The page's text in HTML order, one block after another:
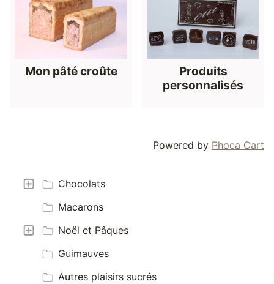
Chocolats
Macarons
Noël et Pâques
Guimauves
Autres plaisirs sucrés
Mon pâté croûte
Produits
personnalisés
Powered by Phoca Cart